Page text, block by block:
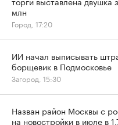
млн
Город, 17:20
ИИ начал выписывать
борщевик в Подмосковье
Загород, 15:30
Назван район Москвы с
на новостройки в июле в